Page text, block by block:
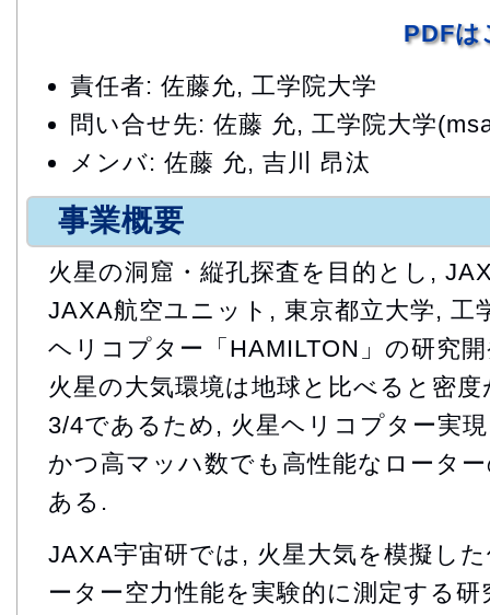
PDFは
責任者: 佐藤允, 工学院大学
問い合せ先: 佐藤 允, 工学院大学
メンバ: 佐藤 允, 吉川 昂汰
事業概要
火星の洞窟・縦孔探査を目的とし,
JAXA航空ユニット, 東京都立大学, 工
ヘリコプター「HAMILTON」の研究
火星の大気環境は地球と比べると密
3/4であるため, 火星ヘリコプター実
かつ高マッハ数でも高性能なロータ
ある.
JAXA宇宙研では, 火星大気を模擬し
ーター空力性能を実験的に測定する